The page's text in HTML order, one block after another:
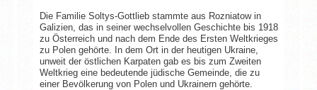
Die Familie Soltys-Gottlieb stammte aus Rozniatow in
Galizien, das in seiner wechselvollen Geschichte bis 1918
zu Österreich und nach dem Ende des Ersten Weltkrieges
zu Polen gehörte. In dem Ort in der heutigen Ukraine,
unweit der östlichen Karpaten gab es bis zum Zweiten
Weltkrieg eine bedeutende jüdische Gemeinde, die zu
einer Bevölkerung von Polen und Ukrainern gehörte.